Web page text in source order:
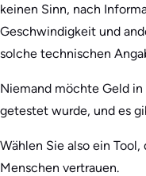
keinen Sinn, nach
Geschwindigkeit und
solche technischen
Niemand möchte Geld
getestet wurde, und es
Wählen Sie also ein
Menschen vertrauen.